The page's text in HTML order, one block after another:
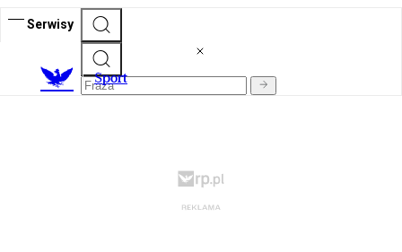
Serwisy
Sport